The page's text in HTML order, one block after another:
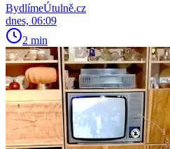
BydlímeÚtulně.cz
dnes, 06:09
2 min